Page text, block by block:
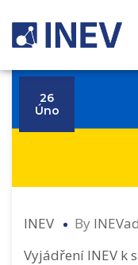
26
Úno
INEV By
Vyjádření INEV k